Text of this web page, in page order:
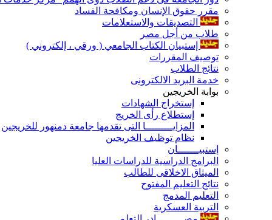
مقرر حقوق الإنسان ومكافحة الفساد
التصديقات والاستعلامات
طلاب من أجل مصر
إستبيان الكتاب الجامعي ( ورقي ، إلكتروني )
توصيف المقررات
نتائج الطلاب
خدمة البريد الالكترونى
بوابة الخريجين
إستخراج الشهادات
إستطلاع رأى الخريج
المزايـــــــــا التى تقدمها جامعة دمنهور للخريجين
نظام توظيف الخريجين
إستبيـــــــان
البرامج الدراسية للدراسات العليا
الميثاق الاخلاقى للطالب
نتائج التعليم المفتوح
التعليم المدمج
التربية العسكرية